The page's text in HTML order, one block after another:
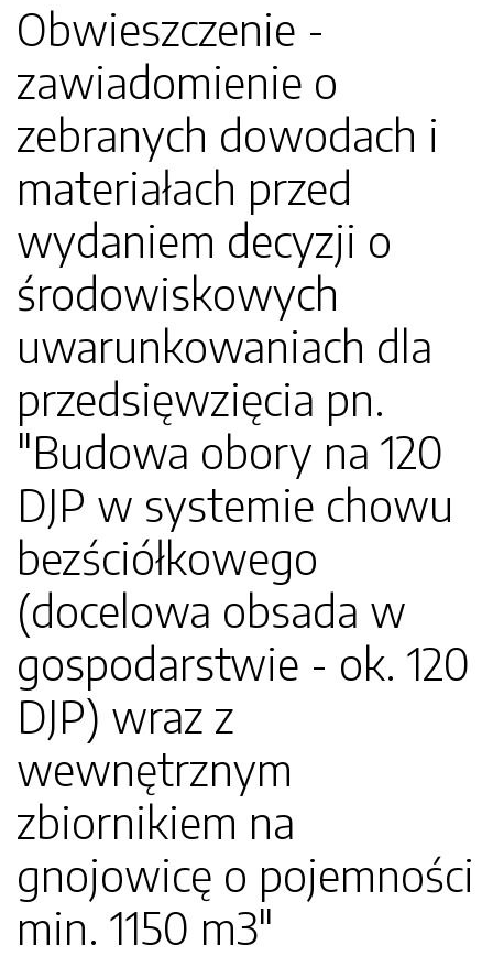
Obwieszczenie -
zawiadomienie o
zebranych dowodach i
materiałach przed
wydaniem decyzji o
środowiskowych
uwarunkowaniach dla
przedsięwzięcia pn.
"Budowa obory na 120
DJP w systemie chowu
bezściółkowego
(docelowa obsada w
gospodarstwie - ok. 120
DJP) wraz z
wewnętrznym
zbiornikiem na
gnojowicę o pojemności
min. 1150 m3"